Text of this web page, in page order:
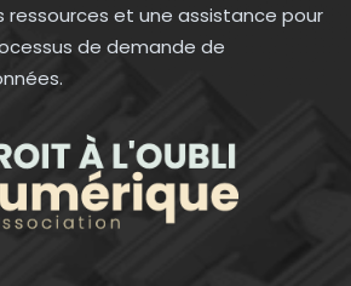
ressources et une assistance pour
de demande de